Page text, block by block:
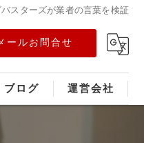
スターズが業者の言​​葉を検証
ールお問合せ
ブログ 運営会社